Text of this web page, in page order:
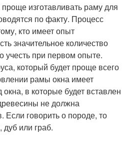
изготавливать раму для
по факту. Процесс
кто имеет опыт
значительное количество
учесть при первом опыте.
который будет проще всего
рамы окна имеет
в которые будет вставлен
не должна
говорить о породе, то
дуб или граб.